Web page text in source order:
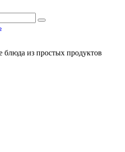
из простых продуктов